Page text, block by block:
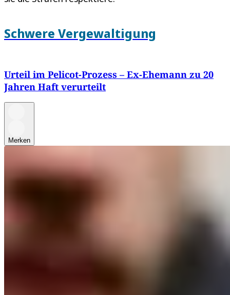
Schwere Vergewaltigung
Urteil im Pelicot-Prozess – Ex-Ehemann zu 20
Jahren Haft verurteilt
Merken